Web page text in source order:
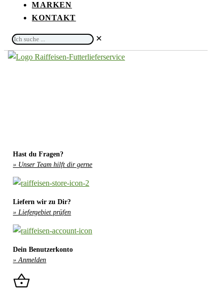
MARKEN
KONTAKT
Ich
suche
✕
Hast du Fragen?
» Unser Team hilft dir gerne
Liefern wir zu Dir?
» Liefergebiet prüfen
Dein Benutzerkonto
» Anmelden